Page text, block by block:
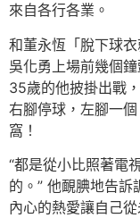
來自各行各業。
和董永恆「脫下球
吳化勇上場前幾個
35歲的他披掛出戰
右腳停球，左腳一
窩！
“都是從小比照著電
的。” 他靦腆地告
內心的熱愛讓自己從